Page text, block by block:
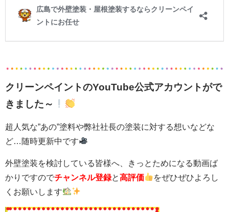
クリーンペイントのYouTube公式アカウントがで
きました～
超人気な”あの”塗料や弊社社長の塗装に対する想いなどな
ど…随時更新中です
外壁塗装を検討している皆様へ、きっとためになる動画ば
かりですのでチャンネル登録と高評価
をぜひぜひよろし
くお願いします